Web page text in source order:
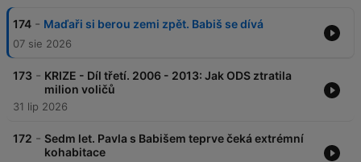
174 - Maďaři si berou zemi zpět. Babiš se dívá
07 sie 2026
173 - KRIZE - Díl třetí. 2006 - 2013: Jak ODS ztratila
milion voličů
31 lip 2026
172 - Sedm let. Pavla s Babišem teprve čeká extrémní
kohabitace